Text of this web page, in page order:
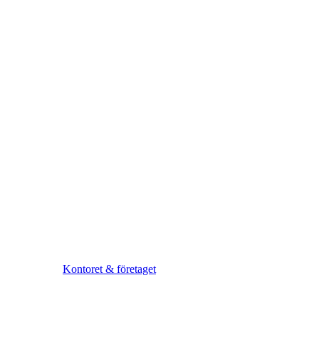
Kontoret & företaget